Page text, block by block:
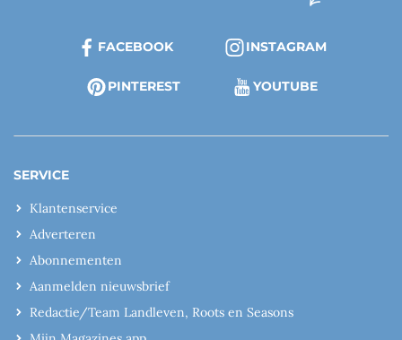
FACEBOOK INSTAGRAM
PINTEREST YOUTUBE
SERVICE
Klantenservice
Adverteren
Abonnementen
Aanmelden nieuwsbrief
Redactie/Team Landleven, Roots en Seasons